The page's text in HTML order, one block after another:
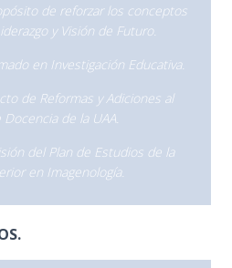
de reforzar los conceptos
y Visión de Futuro.
en Investigación Educativa.
de Reformas y Adiciones al
de la UAA.
del Plan de Estudios de la
en Imagenología.